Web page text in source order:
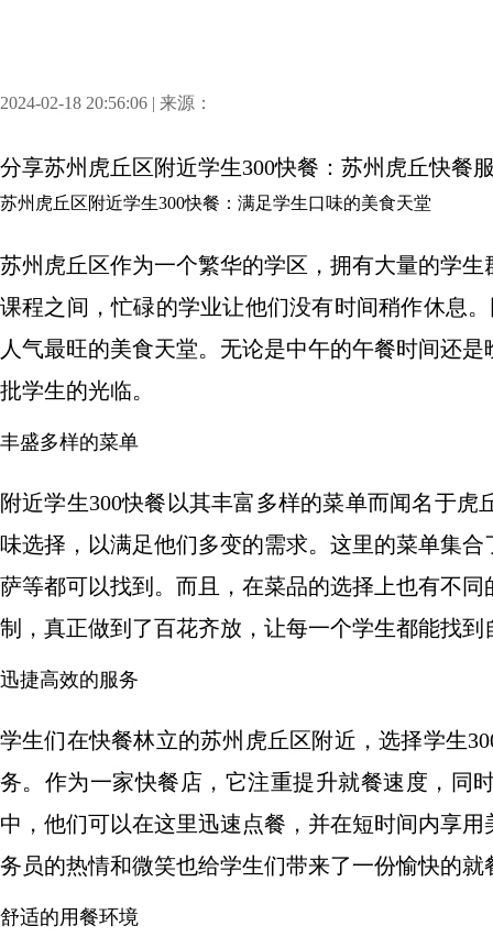
2024-02-18 20:56:06 | 来源：
分享苏州虎丘区附近学生300快餐：苏州虎丘快餐
苏州虎丘区附近学生300快餐：满足学生口味的美食天堂
苏州虎丘区作为一个繁华的学区，拥有大量的学
课程之间，忙碌的学业让他们没有时间稍作休息
人气最旺的美食天堂。无论是中午的午餐时间还
批学生的光临。
丰盛多样的菜单
附近学生300快餐以其丰富多样的菜单而闻名于
味选择，以满足他们多变的需求。这里的菜单集
萨等都可以找到。而且，在菜品的选择上也有不
制，真正做到了百花齐放，让每一个学生都能找到
迅捷高效的服务
学生们在快餐林立的苏州虎丘区附近，选择学生
务。作为一家快餐店，它注重提升就餐速度，同
中，他们可以在这里迅速点餐，并在短时间内享
务员的热情和微笑也给学生们带来了一份愉快的
舒适的用餐环境